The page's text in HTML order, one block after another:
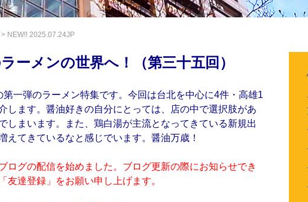
> NEW!! 2025.07.24JP
ーメンの世界へ！（第三十五回）
一弾のラーメン特集です。今回は台北を中心に4件・高雄1
します。醤油好きの自分にとっては、店の中で選択肢があ
しまいます。また、鶏白湯が主流となってきている新規出
えてきているなと感じでいます。醤油万歳！
ログの配信を始めました。ブログ更新の際にお知らせでき
友達登録」をお願い申し上げます。